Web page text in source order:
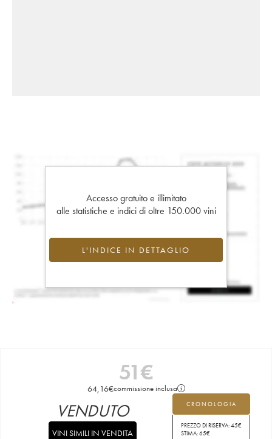
Accesso gratuito e illimitato
alle statistiche e indici di oltre 150.000 vini
L'INDICE IN DETTAGLIO
51€
64,16€commissione inclusa
CRONOLOGIA
PREZZO DI RISERVA:45€
STIMA:65€
VENDUTO
VINI SIMILI IN VENDITA